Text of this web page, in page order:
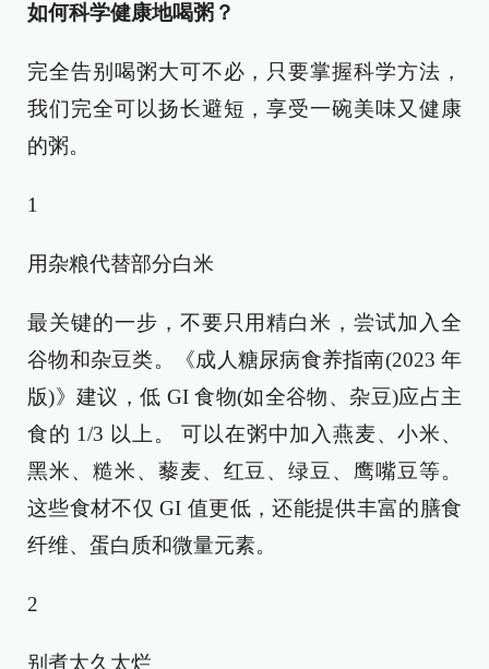
如何科学健康地喝粥？
完全告别喝粥大可不必，只要掌握科学方法，
我们完全可以扬长避短，享受一碗美味又健康
的粥。
1
用杂粮代替部分白米
最关键的一步，不要只用精白米，尝试加入全
谷物和杂豆类。《成人糖尿病食养指南(2023 年
版)》建议，低 GI 食物(如全谷物、杂豆)应占主
食的 1/3 以上。 可以在粥中加入燕麦、小米、
黑米、糙米、藜麦、红豆、绿豆、鹰嘴豆等。
这些食材不仅 GI 值更低，还能提供丰富的膳食
纤维、蛋白质和微量元素。
2
别煮太久太烂